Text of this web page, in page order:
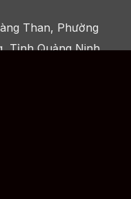
Than, Phường
Tỉnh Quảng Ninh